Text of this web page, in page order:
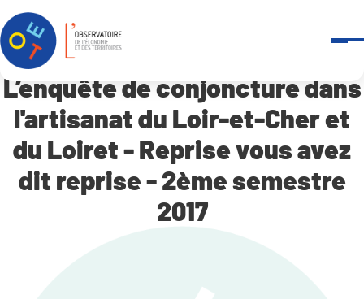
Accueil
L’enquête de conjoncture dans l’artisanat du Loir-et-Cher et
L’enquête de conjoncture dans
l'artisanat du Loir-et-Cher et
du Loiret - Reprise vous avez
dit reprise - 2ème semestre
2017